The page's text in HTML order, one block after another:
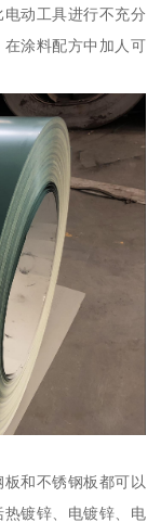
动工具进行不充分
涂料配方中加人可
和不锈钢板都可以
镀锌、电镀锌、电